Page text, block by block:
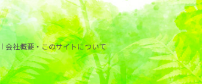
会社概要・このサイトについて